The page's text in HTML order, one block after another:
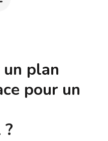
plan
pour un